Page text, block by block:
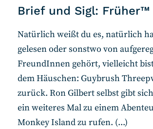
Brief und Sigl: Früher™
Natürlich weißt du es, natürlich
gelesen oder sonstwo von
FreundInnen gehört, vielleicht
dem Häuschen: Guybrush
zurück. Ron Gilbert selbst gibt
ein weiteres Mal zu einem
Monkey Island zu rufen. (...)